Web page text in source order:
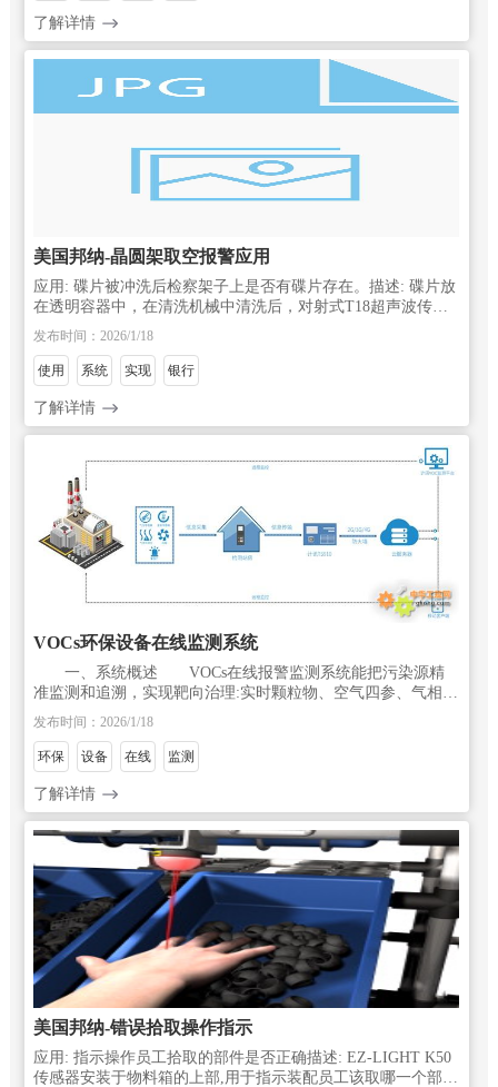
了解详情
美国邦纳-晶圆架取空报警应用
应用: 碟片被冲洗后检察架子上是否有碟片存在。描述: 碟片放
在透明容器中，在清洗机械中清洗后，对射式T18超声波传感
器能可靠检测架子上是否有盘片存在。因为有飞溅物液体，不
推荐光电传感器感在这种情况应
发布时间：2026/1/18
使用 系统 实现 银行
了解详情
VOCs环保设备在线监测系统
一、系统概述 VOCs在线报警监测系统能把污染源精
准监测和追溯，实现靶向治理:实时颗粒物、空气四参、气相五
参的情况监测，确定影响区域空气质量的主要因素，把控重点
污染源，实现定向治理。 监测数
发布时间：2026/1/18
环保 设备 在线 监测
了解详情
美国邦纳-错误拾取操作指示
应用: 指示操作员工拾取的部件是否正确描述: EZ-LIGHT K50
传感器安装于物料箱的上部,用于指示装配员工该取哪一个部件